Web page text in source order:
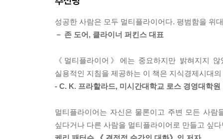
해준다. 그러는 한편 사람들에게 자신의 일에 대
다. 그 결과 나중에는 리더의 직접적인 개입없이
반면 디미니셔는 사소한 일까지 관여한다. 마치
로버트의 고요함은 부드러움과 같은 것이 아니다
에 초점을 맞추는가에 있었다. 팀원 한 명은 “로
정감을 가져다주었다.---p.131
버락 헤르쉬코비츠는 CTO로서의 편안한 직장을
멀티플라이어의 특성 5가지
§ 멀티플라이어는 재능자석이다 : 재능 있는 사람
§ 멀티플라이어는 도전자다 : 재능을 마음껏 발휘
§ 멀티플라이어는 토론주최자다 : 철저한 토론을
§ 멀티플라이어는 투자자다 : 사람들에게 결과를
당신만 천재인가? 당신도 천재인가?
성공한 사람은 모두 멀티플라이어다. 평범함을 위
－ 존 도어, 클라이너 퍼킨스 대표
《멀티플라이어》에는 중요하지만 밝혀지지
실용적인 지침을 제공하는 이 책은 지식경제시대
- C. K. 프라할라드, 미시간대학교 로스 경영대학원
멀티플라이어는 자신은 물론이고 주변 모든 사
싶다거나 다른 사람을 멀티플라이어로 만들고 싶